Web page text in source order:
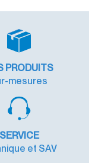
PRODUITS
mesures
SERVICE
et SAV